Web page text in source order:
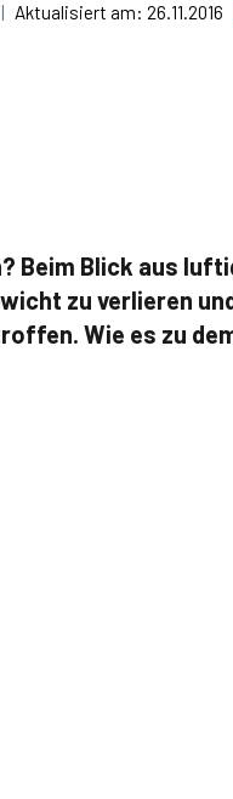
| Aktualisiert am: 26.11.2016
Beim Blick aus
zu verlieren
Wie es zu